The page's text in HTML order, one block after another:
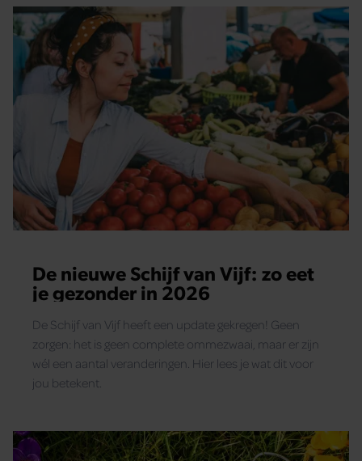
De nieuwe Schijf van Vijf: zo eet
je gezonder in 2026
De Schijf van Vijf heeft een update gekregen! Geen
zorgen: het is geen complete ommezwaai, maar er zijn
wél een aantal veranderingen. Hier lees je wat dit voor
jou betekent.